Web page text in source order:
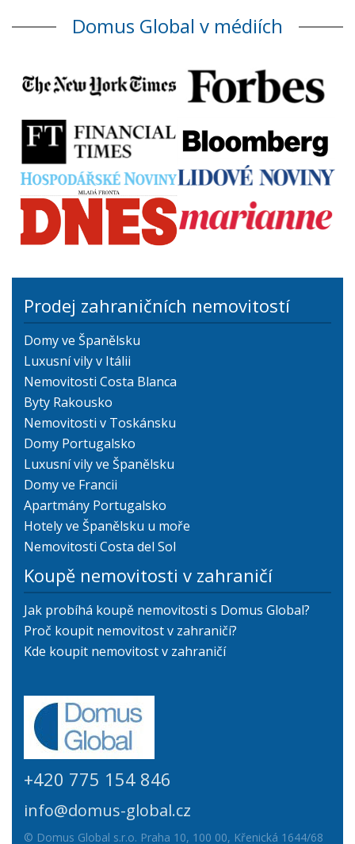
Domus Global v médiích
Prodej zahraničních nemovitostí
Domy ve Španělsku
Luxusní vily v Itálii
Nemovitosti Costa Blanca
Byty Rakousko
Nemovitosti v Toskánsku
Domy Portugalsko
Luxusní vily ve Španělsku
Domy ve Francii
Apartmány Portugalsko
Hotely ve Španělsku u moře
Nemovitosti Costa del Sol
Koupě nemovitosti v zahraničí
Jak probíhá koupě nemovitosti s Domus Global?
Proč koupit nemovitost v zahraničí?
Kde koupit nemovitost v zahraničí
+420 775 154 846
info@domus-global.cz
© Domus Global s.r.o. Praha 10, 100 00, Křenická 1644/68